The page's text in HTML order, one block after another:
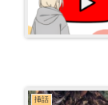
挿話